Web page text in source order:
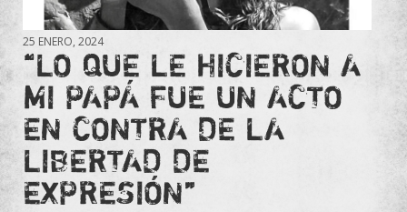
25 ENERO, 2024
“LO QUE LE HICIERON A
MI PAPÁ FUE UN ACTO
EN CONTRA DE LA
LIBERTAD DE
EXPRESIÓN”